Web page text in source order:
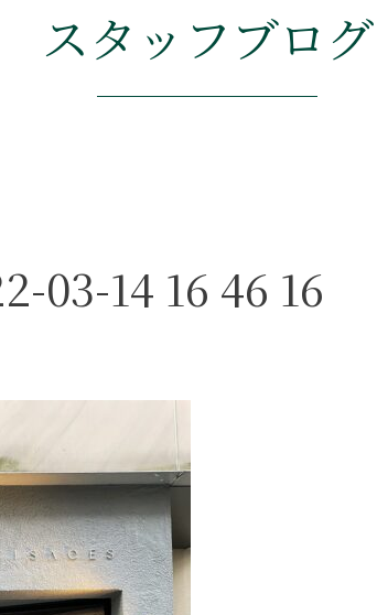
スタッフブログ
03-14 16 46 16